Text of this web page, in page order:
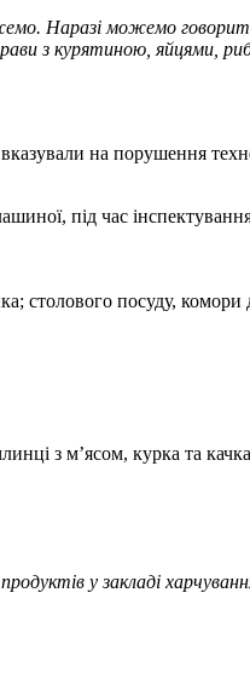
Наразі можемо
з курятиною, яйцями,
на порушення
під час
столового посуду, комори
з м’ясом, курка та
у закладі